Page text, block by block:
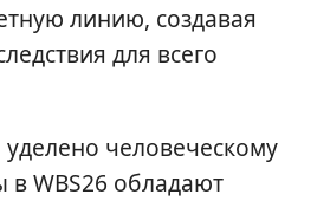
линию, создавая
для всего
человеческому
в WBS26 обладают